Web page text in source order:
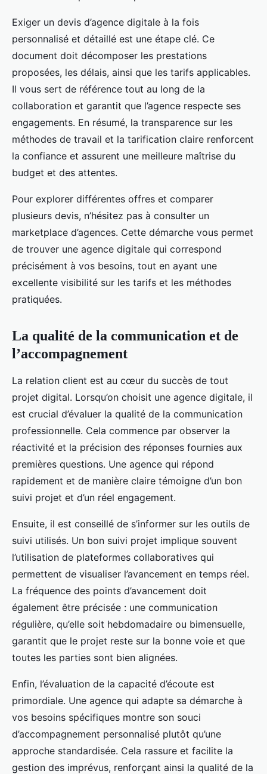
Exiger un devis d’agence digitale à la fois
personnalisé et détaillé est une étape clé. Ce
document doit décomposer les prestations
proposées, les délais, ainsi que les tarifs applicables.
Il vous sert de référence tout au long de la
collaboration et garantit que l’agence respecte ses
engagements. En résumé, la transparence sur les
méthodes de travail et la tarification claire renforcent
la confiance et assurent une meilleure maîtrise du
budget et des attentes.
Pour explorer différentes offres et comparer
plusieurs devis, n’hésitez pas à consulter un
marketplace d’agences. Cette démarche vous permet
de trouver une agence digitale qui correspond
précisément à vos besoins, tout en ayant une
excellente visibilité sur les tarifs et les méthodes
pratiquées.
La qualité de la communication et de
l’accompagnement
La relation client est au cœur du succès de tout
projet digital. Lorsqu’on choisit une agence digitale, il
est crucial d’évaluer la qualité de la communication
professionnelle. Cela commence par observer la
réactivité et la précision des réponses fournies aux
premières questions. Une agence qui répond
rapidement et de manière claire témoigne d’un bon
suivi projet et d’un réel engagement.
Ensuite, il est conseillé de s’informer sur les outils de
suivi utilisés. Un bon suivi projet implique souvent
l’utilisation de plateformes collaboratives qui
permettent de visualiser l’avancement en temps réel.
La fréquence des points d’avancement doit
également être précisée : une communication
régulière, qu’elle soit hebdomadaire ou bimensuelle,
garantit que le projet reste sur la bonne voie et que
toutes les parties sont bien alignées.
Enfin, l’évaluation de la capacité d’écoute est
primordiale. Une agence qui adapte sa démarche à
vos besoins spécifiques montre son souci
d’accompagnement personnalisé plutôt qu’une
approche standardisée. Cela rassure et facilite la
gestion des imprévus, renforçant ainsi la qualité de la